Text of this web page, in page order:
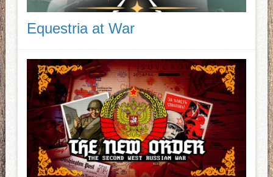
Equestria at War